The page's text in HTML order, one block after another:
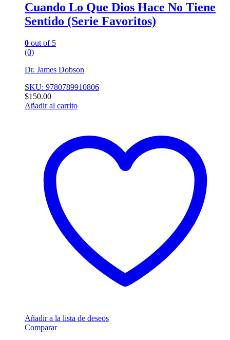
Cuando Lo Que Dios Hace No Tiene
Sentido (Serie Favoritos)
0 out of 5
(0)
Dr. James Dobson
SKU: 9780789910806
$150.00
Añadir al carrito
Añadir a la lista de deseos
Comparar